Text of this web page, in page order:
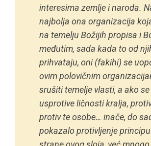
interesima zemlje i naroda.
najbolja ona organizacija
na temelju Božijih propisa i
međutim, sada kada to od
prihvataju, oni (fakihi) se
ovim polovičnim
srušiti temelje vlasti, a ako
usprotive ličnosti kralja,
protiv te osobe… inače, do
pokazalo protivljenje